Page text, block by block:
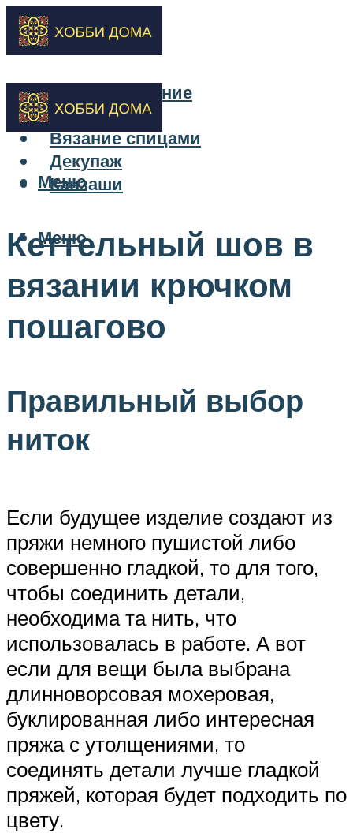
Бисероплетение
Вышивка
Вязание спицами
Декупаж
Канзаши
Меню
Меню
Кеттельный шов в
вязании крючком
пошагово
Правильный выбор
ниток
Если будущее изделие создают из
пряжи немного пушистой либо
совершенно гладкой, то для того,
чтобы соединить детали,
необходима та нить, что
использовалась в работе. А вот
если для вещи была выбрана
длинноворсовая мохеровая,
буклированная либо интересная
пряжа с утолщениями, то
соединять детали лучше гладкой
пряжей, которая будет подходить по
цвету.